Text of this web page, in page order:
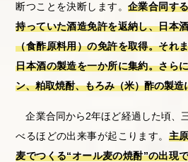
断つことを決断します。 企業合同す
持っていた酒造免許を返納し、日本
（食酢原料用）の免許を取得。それ
日本酒の製造を一か所に集約。さら
ン、粕取焼酎、もろみ（米）酢の製造
企業合同から2年ほど経過した頃、
べるほどの出来事が起こります。 主
麦でつくる“オール麦の焼酎”の出現